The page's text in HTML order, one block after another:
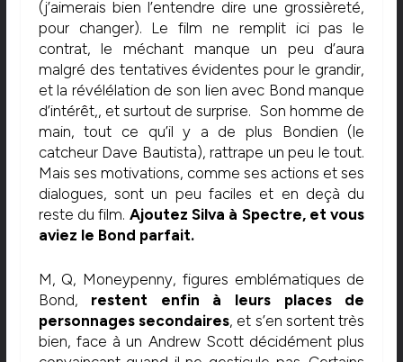
(j’aimerais bien l’entendre dire une grossièreté,
pour changer). Le film ne remplit ici pas le
contrat, le méchant manque un peu d’aura
malgré des tentatives évidentes pour le grandir,
et la révélélation de son lien avec Bond manque
d’intérêt,, et surtout de surprise. Son homme de
main, tout ce qu’il y a de plus Bondien (le
catcheur Dave Bautista), rattrape un peu le tout.
Mais ses motivations, comme ses actions et ses
dialogues, sont un peu faciles et en deçà du
reste du film. Ajoutez Silva à Spectre, et vous
aviez le Bond parfait.
M, Q, Moneypenny, figures emblématiques de
Bond, restent enfin à leurs places de
personnages secondaires, et s’en sortent très
bien, face à un Andrew Scott décidément plus